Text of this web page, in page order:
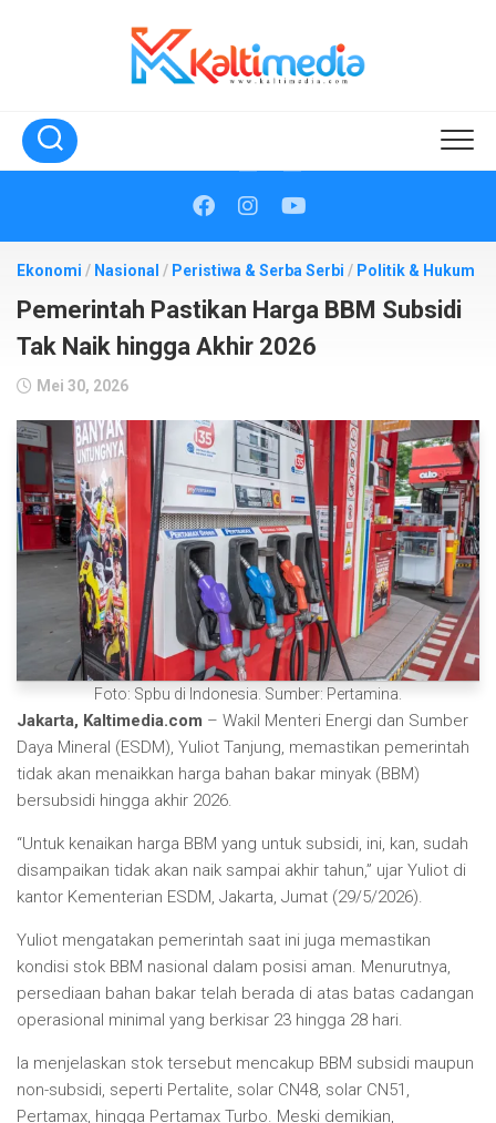
Ekonomi / Nasional / Peristiwa & Serba Serbi / Politik & Hukum
Pemerintah Pastikan Harga BBM Subsidi
Tak Naik hingga Akhir 2026
Mei 30, 2026
Foto: Spbu di Indonesia. Sumber: Pertamina.
Jakarta, Kaltimedia.com – Wakil Menteri Energi dan Sumber
Daya Mineral (ESDM), Yuliot Tanjung, memastikan pemerintah
tidak akan menaikkan harga bahan bakar minyak (BBM)
bersubsidi hingga akhir 2026.
“Untuk kenaikan harga BBM yang untuk subsidi, ini, kan, sudah
disampaikan tidak akan naik sampai akhir tahun,” ujar Yuliot di
kantor Kementerian ESDM, Jakarta, Jumat (29/5/2026).
Yuliot mengatakan pemerintah saat ini juga memastikan
kondisi stok BBM nasional dalam posisi aman. Menurutnya,
persediaan bahan bakar telah berada di atas batas cadangan
operasional minimal yang berkisar 23 hingga 28 hari.
Ia menjelaskan stok tersebut mencakup BBM subsidi maupun
non-subsidi, seperti Pertalite, solar CN48, solar CN51,
Pertamax, hingga Pertamax Turbo. Meski demikian,